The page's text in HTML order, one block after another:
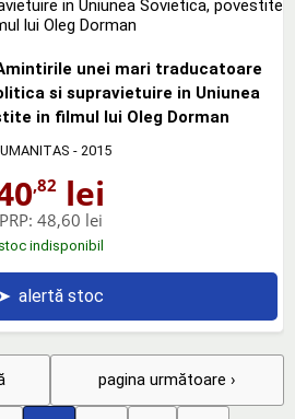
unei mari traducatoare
si supravietuire in Uniunea
in filmul lui Oleg Dorman
- 2015
,82 lei
PRP: 48,60 lei
stoc indisponibil
➤ alertă stoc
pagina următoare ›